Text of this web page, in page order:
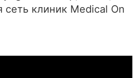
клиник Medical On